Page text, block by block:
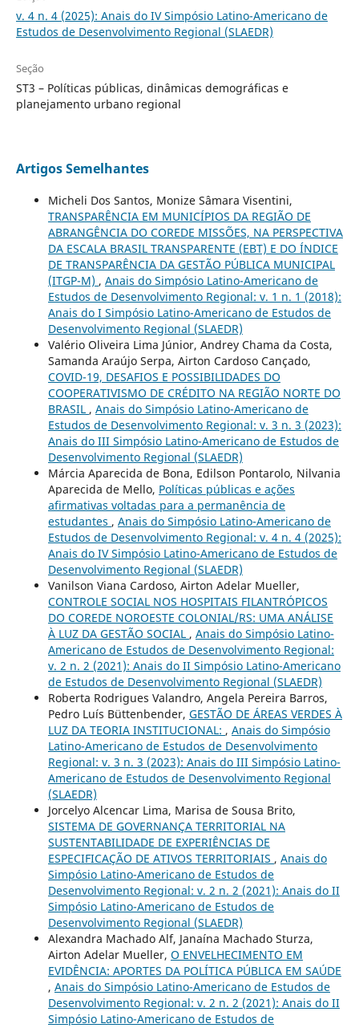
v. 4 n. 4 (2025): Anais do IV Simpósio Latino-Americano de
Estudos de Desenvolvimento Regional (SLAEDR)
Seção
ST3 – Políticas públicas, dinâmicas demográficas e
planejamento urbano regional
Artigos Semelhantes
Micheli Dos Santos, Monize Sâmara Visentini,
TRANSPARÊNCIA EM MUNICÍPIOS DA REGIÃO DE
ABRANGÊNCIA DO COREDE MISSÕES, NA PERSPECTIVA
DA ESCALA BRASIL TRANSPARENTE (EBT) E DO ÍNDICE
DE TRANSPARÊNCIA DA GESTÃO PÚBLICA MUNICIPAL
(ITGP-M) , Anais do Simpósio Latino-Americano de
Estudos de Desenvolvimento Regional: v. 1 n. 1 (2018):
Anais do I Simpósio Latino-Americano de Estudos de
Desenvolvimento Regional (SLAEDR)
Valério Oliveira Lima Júnior, Andrey Chama da Costa,
Samanda Araújo Serpa, Airton Cardoso Cançado,
COVID-19, DESAFIOS E POSSIBILIDADES DO
COOPERATIVISMO DE CRÉDITO NA REGIÃO NORTE DO
BRASIL , Anais do Simpósio Latino-Americano de
Estudos de Desenvolvimento Regional: v. 3 n. 3 (2023):
Anais do III Simpósio Latino-Americano de Estudos de
Desenvolvimento Regional (SLAEDR)
Márcia Aparecida de Bona, Edilson Pontarolo, Nilvania
Aparecida de Mello, Políticas públicas e ações
afirmativas voltadas para a permanência de
estudantes , Anais do Simpósio Latino-Americano de
Estudos de Desenvolvimento Regional: v. 4 n. 4 (2025):
Anais do IV Simpósio Latino-Americano de Estudos de
Desenvolvimento Regional (SLAEDR)
Vanilson Viana Cardoso, Airton Adelar Mueller,
CONTROLE SOCIAL NOS HOSPITAIS FILANTRÓPICOS
DO COREDE NOROESTE COLONIAL/RS: UMA ANÁLISE
À LUZ DA GESTÃO SOCIAL , Anais do Simpósio Latino-
Americano de Estudos de Desenvolvimento Regional:
v. 2 n. 2 (2021): Anais do II Simpósio Latino-Americano
de Estudos de Desenvolvimento Regional (SLAEDR)
Roberta Rodrigues Valandro, Angela Pereira Barros,
Pedro Luís Büttenbender, GESTÃO DE ÁREAS VERDES À
LUZ DA TEORIA INSTITUCIONAL: , Anais do Simpósio
Latino-Americano de Estudos de Desenvolvimento
Regional: v. 3 n. 3 (2023): Anais do III Simpósio Latino-
Americano de Estudos de Desenvolvimento Regional
(SLAEDR)
Jorcelyo Alcencar Lima, Marisa de Sousa Brito,
SISTEMA DE GOVERNANÇA TERRITORIAL NA
SUSTENTABILIDADE DE EXPERIÊNCIAS DE
ESPECIFICAÇÃO DE ATIVOS TERRITORIAIS , Anais do
Simpósio Latino-Americano de Estudos de
Desenvolvimento Regional: v. 2 n. 2 (2021): Anais do II
Simpósio Latino-Americano de Estudos de
Desenvolvimento Regional (SLAEDR)
Alexandra Machado Alf, Janaína Machado Sturza,
Airton Adelar Mueller, O ENVELHECIMENTO EM
EVIDÊNCIA: APORTES DA POLÍTICA PÚBLICA EM SAÚDE
, Anais do Simpósio Latino-Americano de Estudos de
Desenvolvimento Regional: v. 2 n. 2 (2021): Anais do II
Simpósio Latino-Americano de Estudos de